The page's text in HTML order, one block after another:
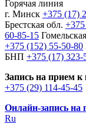
Горячая линия
г. Минск +375 (17)
Брестская обл.
60-85-15
+375 (152) 55-50-80
БНП +375 (17) 323-
Запись на прием к
+375 (29) 114-45-45
Онлайн-запись на
Ru